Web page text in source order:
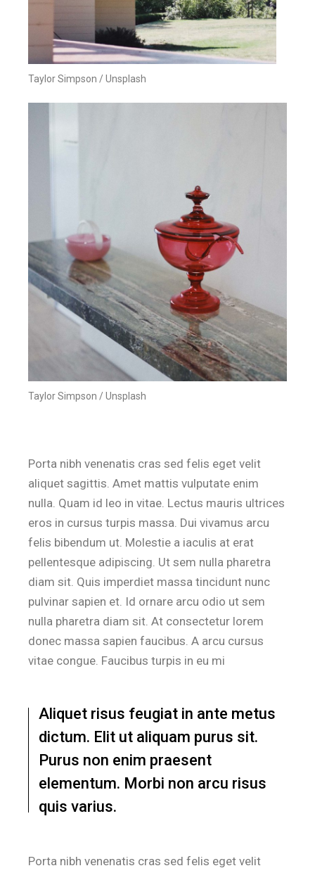
Taylor Simpson / Unsplash
Taylor Simpson / Unsplash
Porta nibh venenatis cras sed felis eget velit
aliquet sagittis. Amet mattis vulputate enim
nulla. Quam id leo in vitae. Lectus mauris ultrices
eros in cursus turpis massa. Dui vivamus arcu
felis bibendum ut. Molestie a iaculis at erat
pellentesque adipiscing. Ut sem nulla pharetra
diam sit. Quis imperdiet massa tincidunt nunc
pulvinar sapien et. Id ornare arcu odio ut sem
nulla pharetra diam sit. At consectetur lorem
donec massa sapien faucibus. A arcu cursus
vitae congue. Faucibus turpis in eu mi
Aliquet risus feugiat in ante metus
dictum. Elit ut aliquam purus sit.
Purus non enim praesent
elementum. Morbi non arcu risus
quis varius.
Porta nibh venenatis cras sed felis eget velit